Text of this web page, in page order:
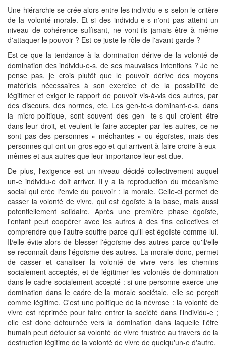
Une hiérarchie se crée alors entre les individu-e-s selon le critère
de la volonté morale. Et si des individu-e-s n'ont pas atteint un
niveau de cohérence suffisant, ne vont-ils jamais être à même
d'attaquer le pouvoir ? Est-ce juste le rôle de l'avant-garde ?
Est-ce que la tendance à la domination dérive de la volonté de
domination des individu-e-s, de ses mauvaises intentions ? Je ne
pense pas, je crois plutôt que le pouvoir dérive des moyens
matériels nécessaires à son exercice et de la possibilité de
légitimer et exiger le rapport de pouvoir vis-à-vis des autres, par
des discours, des normes, etc. Les gen-te-s dominant-e-s, dans
la micro-politique, sont souvent des gen- te-s qui croient être
dans leur droit, et veulent le faire accepter par les autres, ce ne
sont pas des personnes « méchantes » ou égoïstes, mais des
personnes qui ont un gros ego et qui arrivent à faire croire à eux-
mêmes et aux autres que leur importance leur est due.
De plus, l'exigence est un niveau décidé collectivement auquel
un-e individu-e doit arriver. Il y a là reproduction du mécanisme
social qui crée l'envie du pouvoir : la morale. Celle-ci permet de
casser la volonté de vivre, qui est égoïste à la base, mais aussi
potentiellement solidaire. Après une première phase égoïste,
l'enfant peut coopérer avec les autres à des fins collectives et
comprendre que l'autre souffre parce qu'il est égoïste comme lui.
Il/elle évite alors de blesser l'égoïsme des autres parce qu'il/elle
se reconnaît dans l'égoïsme des autres. La morale donc, permet
de casser et canaliser la volonté de vivre vers les chemins
socialement acceptés, et de légitimer les volontés de domination
dans le cadre socialement accepté : si une personne exerce une
domination dans le cadre de la morale sociétale, elle se perçoit
comme légitime. C'est une politique de la névrose : la volonté de
vivre est réprimée pour faire entrer la société dans l'individu-e ;
elle est donc détournée vers la domination dans laquelle l'être
humain peut défouler sa volonté de vivre frustrée au travers de la
destruction légitime de la volonté de vivre de quelqu'un-e d'autre.